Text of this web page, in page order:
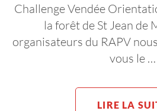
Challenge Vendée
la forêt de St Jean de
organisateurs du RAPV
vous le …
LIRE LA